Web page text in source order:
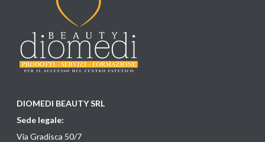
DIOMEDI BEAUTY SRL
Sede legale:
Via Gradisca 50/7